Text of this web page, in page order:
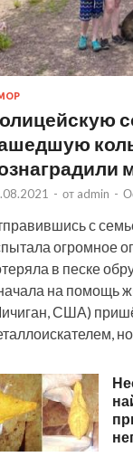
- от admin -
с
огромное
в песке
на помощь
США)